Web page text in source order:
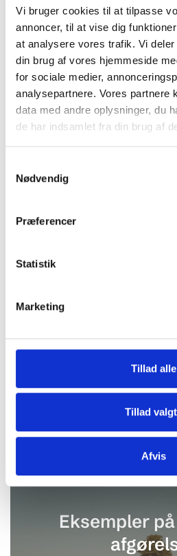
Vi bruger cookies til at tilpasse
annoncer, til at vise dig
at analysere vores trafik. Vi
din brug af vores hjemmeside
for sociale medier,
analysepartnere. Vores partnere
data med andre oplysninger, du
de har indsamlet fra din brug af
Nødvendig
Præferencer
Statistik
Marketing
Tillad alle
Tillad
Afvis
Hvad betyder
afhjælpningsret og -
Hvad kan
hjælpe med?
ankenævnet er privat?
Kan en husejer eller et
en sag for
Har du lejet
særlige
Eksempler